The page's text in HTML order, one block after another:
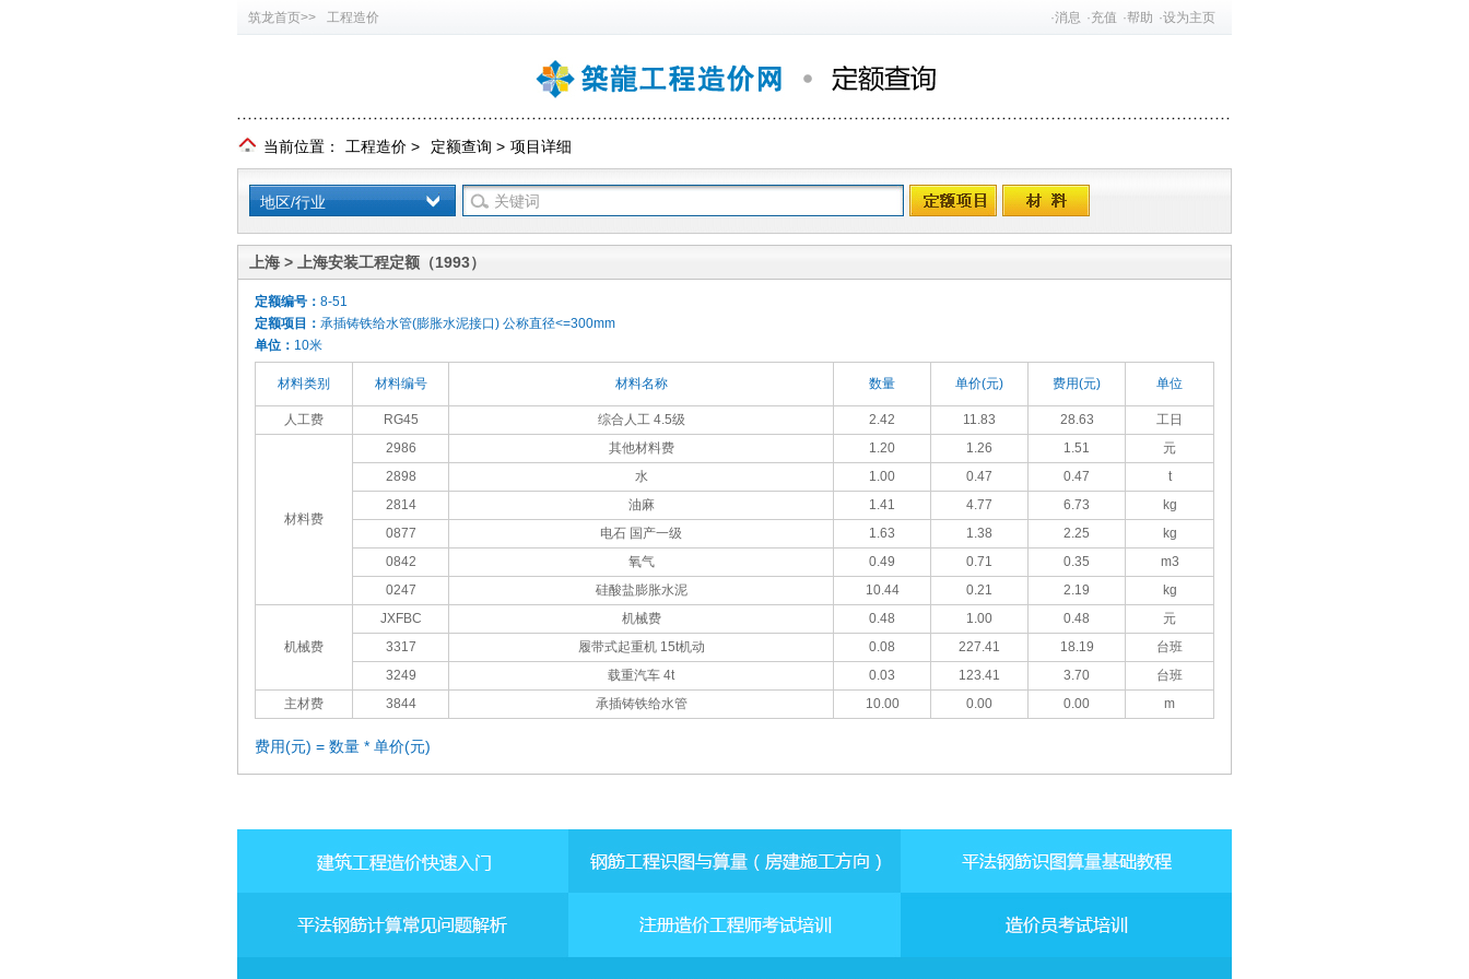
筑龙首页>> 工程造价 ·消息 ·充值 ·帮助 ·设为主页
当前位置： 工程造价 > 定额查询 > 项目详细
地区/行业
上海 > 上海安装工程定额（1993）
定额编号： 8-51
定额项目： 承插铸铁给水管(膨胀水泥接口) 公称直径<=300mm
单位： 10米
材料类别 材料编号 材料名称 数量 单价(元) 费用(元) 单位
人工费 RG45 综合人工 4.5级 2.42 11.83 28.63 工日
材料费
2986 其他材料费 1.20 1.26 1.51
元
2898
水 1.00 0.47 0.47
t
2814
油麻 1.41 4.77 6.73
kg
0877
电石 国产一级 1.63 1.38 2.25
kg
0842
氧气 0.49 0.71 0.35
m3
0247
硅酸盐膨胀水泥 10.44 0.21 2.19 kg
机械费
JXFBC 机械费 0.48 1.00 0.48
元
3317
履带式起重机 15t机动 0.08 227.41 18.19
台班
3249
载重汽车 4t 0.03 123.41 3.70
台班
主材费
3844 承插铸铁给水管 10.00 0.00 0.00 m
费用(元) = 数量 * 单价(元)